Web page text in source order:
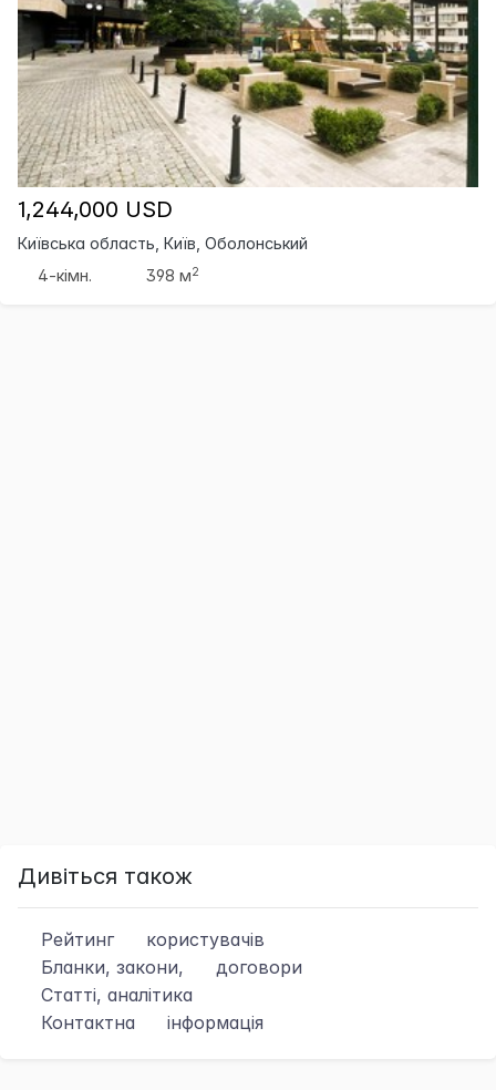
1,244,000 USD
Київська область, Київ, Оболонський
4-кімн.
398 м2
Дивіться також
Рейтинг
користувачів
Бланки, закони,
договори
Статті, аналітика
Контактна
інформація